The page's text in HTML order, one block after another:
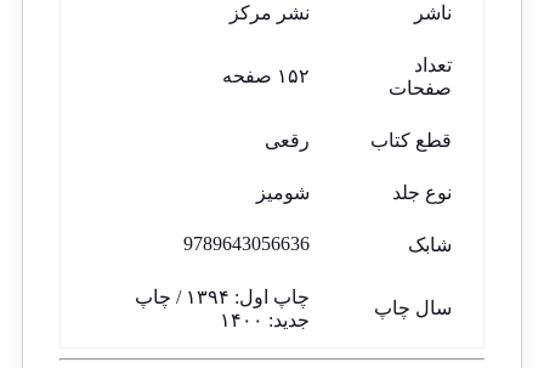
ناشر نشر مرکز
تعداد
صفحات
۱۵۲ صفحه
قطع کتاب رقعی
نوع جلد شومیز
شابک 9789643056636
سال چاپ
چاپ اول: ۱۳۹۴ / چاپ
جدید: ۱۴۰۰